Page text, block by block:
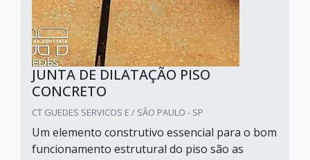
JUNTA DE DILATAÇÃO PISO
CONCRETO
CT GUEDES SERVICOS E / SÃO PAULO - SP
Um elemento construtivo essencial para o bom
funcionamento estrutural do piso são as